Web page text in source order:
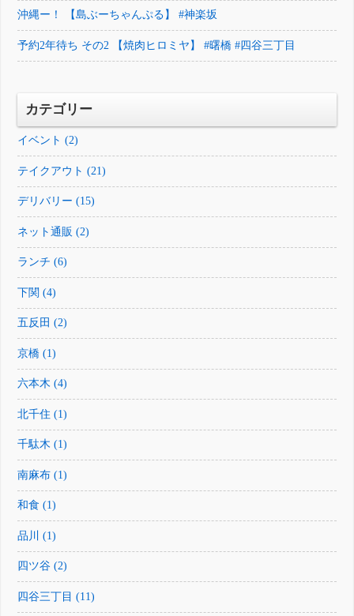
沖縄ー！ 【島ぶーちゃんぷる】 #神楽坂
予約2年待ち その2 【焼肉ヒロミヤ】 #曙橋 #四谷三丁目
カテゴリー
イベント (2)
テイクアウト (21)
デリバリー (15)
ネット通販 (2)
ランチ (6)
下関 (4)
五反田 (2)
京橋 (1)
六本木 (4)
北千住 (1)
千駄木 (1)
南麻布 (1)
和食 (1)
品川 (1)
四ツ谷 (2)
四谷三丁目 (11)